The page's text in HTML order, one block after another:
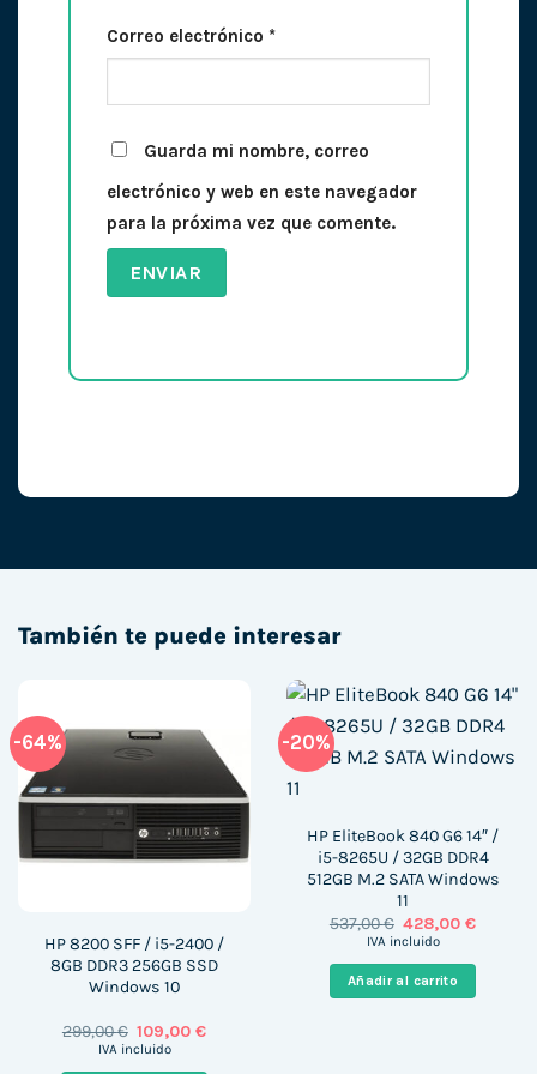
Correo electrónico *
Guarda mi nombre, correo
electrónico y web en este navegador
para la próxima vez que comente.
También te puede interesar
-64%
HP 8200 SFF / i5-2400 /
8GB DDR3 256GB SSD
Windows 10
299,00€ El
precio
109,00€El
IVA incluido
-20%
HP EliteBook 840 G6 14″ /
i5-8265U / 32GB DDR4
512GB M.2 SATA Windows
11
537,00€ El
precio
era:
537,00 €.
428,00€El
es:
IVA incluido
Añadir al carrito